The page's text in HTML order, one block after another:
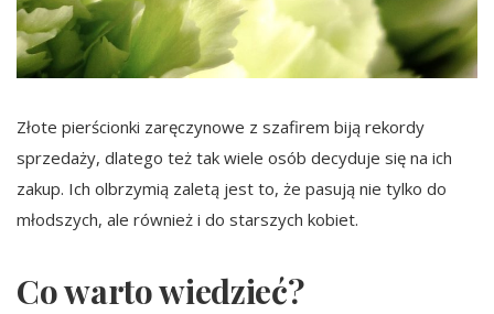
Złote pierścionki zaręczynowe z szafirem biją rekordy
sprzedaży, dlatego też tak wiele osób decyduje się na ich
zakup. Ich olbrzymią zaletą jest to, że pasują nie tylko do
młodszych, ale również i do starszych kobiet.
Co warto wiedzieć?